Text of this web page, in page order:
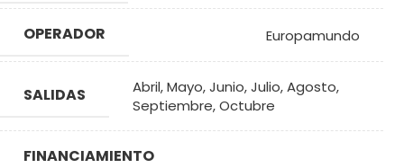
OPERADOR Europamundo
SALIDAS Abril,Mayo,Junio,Julio,Agosto,
Septiembre,Octubre
FINANCIAMIENTO